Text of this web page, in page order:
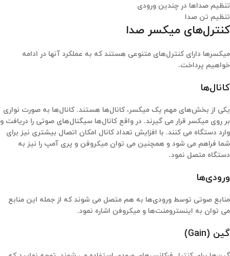
تنظیم صداها در چندین ورودی
تنظیم تن صدا
کنترل‌های میکسر صدا
میکسرها دارای کنترل‌های متنوعی هستند که به عملکرد آنها در ادامه
خواهیم پرداخت.
کانال‌ها
یکی از بخش‌های مهم یک میکسر، کانال‌ها هستند. کانال‌ها به صورت نواری
بر روی میکسر قرار می گیرند. در واقع کانال‌ها سیگنال‌های صوتی را دریافت و
وارد دستگاه می کنند. با افزایش تعداد کانال امکان اتصال بیشتری نیز برای
شما فراهم می شود و همچنین می توان میکروفن و پری آمپ را نیز به
دستگاه متصل نمود.
ورودی‌ها
منابع صوتی توسط ورودی‌ها به هم متصل می شوند که از جمله این منابع
می توان به اینسترومنت‌ها و میکروفن اشاره نمود.
گین (Gain)